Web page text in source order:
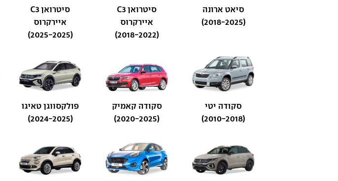
סיאט ארונה
(2018-2025)
סיטרואן C3
איירקרוס
(2018-2022)
סיטרואן C3
איירקרוס
(2025-2025)
סקודה יטי
(2010-2018)
סקודה קאמיק
(2020-2025)
פולקסווגן טאיגו
(2024-2025)